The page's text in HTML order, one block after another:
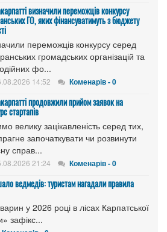
визначили переможців конкурсу
ГО, яких фінансуватимуть з бюджету
переможців конкурсу серед
громадських організацій та
фо...
14:52 Коменарів - 0
продовжили прийом заявок на
стартапів
велику зацікавленість серед тих,
започаткувати чи розвинути
справ...
21:24 Коменарів - 0
ведмедів: туристам нагадали правила
у 2026 році в лісах Карпатської
зафікс...